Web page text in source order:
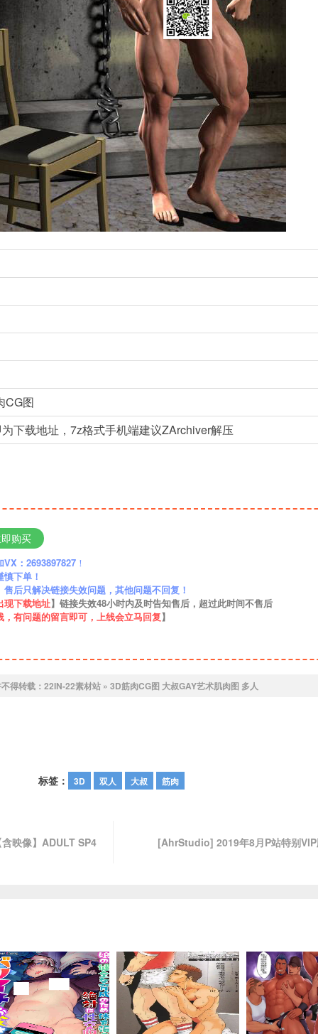
CG图
下载地址，7z格式手机端建议ZArchiver解压
购买
：2693897827 ！
下单！
后只解决链接失效问题，其他问题不回复！
现下载地址】链接失效48小时内及时告知售后，超过此时间不售后
有问题的留言即可，上线会立马回复】
得转载： 22IN-22素材站 » 3D筋肉CG图 大叔GAY艺术肌肉图 多人
标签： 3D 双人 大叔 筋肉
映像】ADULT SP4 [AhrStudio] 2019年8月P站特别